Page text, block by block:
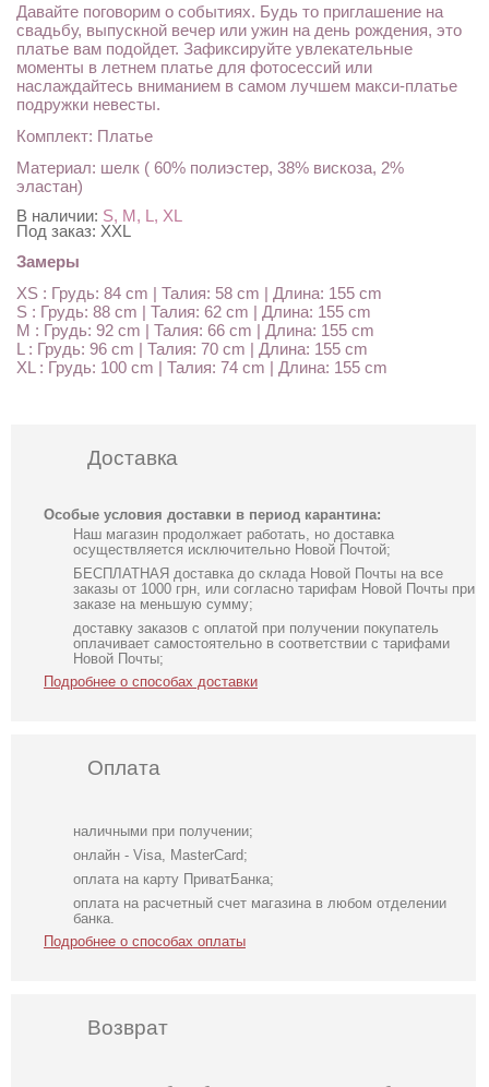
Давайте поговорим о событиях. Будь то приглашение на
свадьбу, выпускной вечер или ужин на день рождения, это
платье вам подойдет. Зафиксируйте увлекательные
моменты в летнем платье для фотосессий или
наслаждайтесь вниманием в самом лучшем макси-платье
подружки невесты.
Комплект: Платье
Материал: шелк ( 60% полиэстер, 38% вискоза, 2%
эластан)
В наличии: S, M, L, XL
Под заказ: XXL
Замеры
XS : Грудь: 84 cm | Талия: 58 cm | Длина: 155 cm
S : Грудь: 88 cm | Талия: 62 cm | Длина: 155 cm
M : Грудь: 92 cm | Талия: 66 cm | Длина: 155 cm
L : Грудь: 96 cm | Талия: 70 cm | Длина: 155 cm
XL : Грудь: 100 cm | Талия: 74 cm | Длина: 155 cm
Доставка
Особые условия доставки в период карантина:
Наш магазин продолжает работать, но доставка
осуществляется исключительно Новой Почтой;
БЕСПЛАТНАЯ доставка до склада Новой Почты на все
заказы от 1000 грн, или согласно тарифам Новой Почты при
заказе на меньшую сумму;
доставку заказов с оплатой при получении покупатель
оплачивает самостоятельно в соответствии с тарифами
Новой Почты;
Подробнее о способах доставки
Оплата
наличными при получении;
онлайн - Visa, MasterCard;
оплата на карту ПриватБанка;
оплата на расчетный счет магазина в любом отделении
банка.
Подробнее о способах оплаты
Возврат